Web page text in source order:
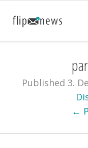
Published 3.
←